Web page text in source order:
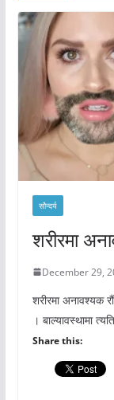
सौन्दर्य
शरीरमा
December 29,
शरीरमा अनावश्यक
। बाल्यावस्थामा
Share this: